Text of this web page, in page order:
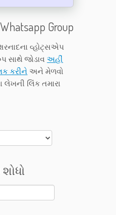
Group
વ્હોટ્સએપ
સાથે જોડાવઅહીં
કરીને અને મેળવો
લેખની લિંક તમારા